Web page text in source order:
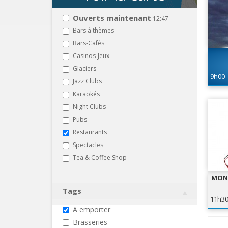
Ouverts maintenant 12:47
Bars à thèmes
Bars-Cafés
Casinos-Jeux
Glaciers
Jazz Clubs
Karaokés
Night Clubs
Pubs
Restaurants
Spectacles
Tea & Coffee Shop
Tags
A emporter
Brasseries
9h00
11h30